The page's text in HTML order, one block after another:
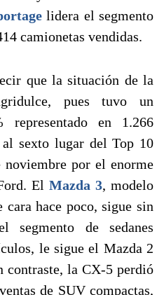
lidera el segmento
camionetas vendidas.
que la situación de la
pues tuvo un
representado en 1.266
al sexto lugar del Top 10
por el enorme
El Mazda 3, modelo
hace poco, sigue sin
de sedanes
le sigue el Mazda 2
contraste, la CX-5 perdió
de SUV compactas,